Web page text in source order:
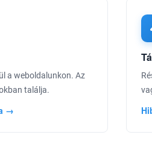
a weboldalunkon. Az
találja.
→